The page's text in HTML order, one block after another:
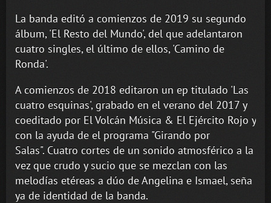
La banda editó a comienzos de 2019 su segundo
álbum, 'El Resto del Mundo', del que adelantaron
cuatro singles, el último de ellos, 'Camino de
Ronda'.
A comienzos de 2018 editaron un ep titulado 'Las
cuatro esquinas', grabado en el verano del 2017 y
coeditado por El Volcán Música & El Ejército Rojo y
con la ayuda de el programa "Girando por
Salas". Cuatro cortes de un sonido atmosférico a la
vez que crudo y sucio que se mezclan con las
melodías etéreas a dúo de Angelina e Ismael, seña
ya de identidad de la banda.